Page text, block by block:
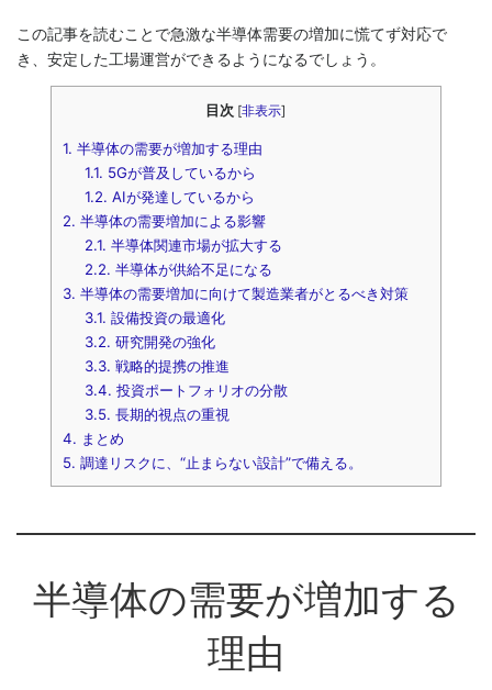
この記事を読むことで急激な半導体需要の増加に慌てず対応で
き、安定した工場運営ができるようになるでしょう。
目次 [非表示]
1. 半導体の需要が増加する理由
1.1. 5Gが普及しているから
1.2. AIが発達しているから
2. 半導体の需要増加による影響
2.1. 半導体関連市場が拡大する
2.2. 半導体が供給不足になる
3. 半導体の需要増加に向けて製造業者がとるべき対策
3.1. 設備投資の最適化
3.2. 研究開発の強化
3.3. 戦略的提携の推進
3.4. 投資ポートフォリオの分散
3.5. 長期的視点の重視
4. まとめ
5. 調達リスクに、“止まらない設計”で備える。
半導体の需要が増加する
理由